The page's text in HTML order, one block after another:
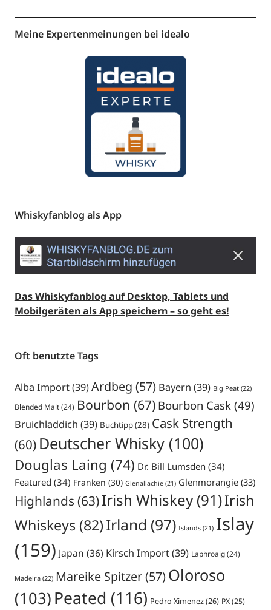
Meine Expertenmeinungen bei idealo
Whiskyfanblog als App
Das Whiskyfanblog auf Desktop, Tablets und
Mobilgeräten als App speichern – so geht es!
Oft benutzte Tags
Alba Import(39)Ardbeg (57) Bayern (39) Big Peat(22)
Blended Malt(24) Bourbon (67) Bourbon Cask(49)
Bruichladdich (39) Buchtipp(28) Cask Strength
(60) Deutscher Whisky(100)
Douglas Laing (74) Dr. Bill Lumsden (34)
Featured (34) Franken (30) Glenallachie(21) Glenmorangie(33)
Highlands (63)Irish Whiskey(91)Irish
Whiskeys (82)Irland (97) Islands(21) Islay
(159) Japan (36) Kirsch Import(39) Laphroaig(24)
Madeira(22) Mareike Spitzer(57)Oloroso
(103) Peated (116) Pedro Ximenez(26) PX(25)